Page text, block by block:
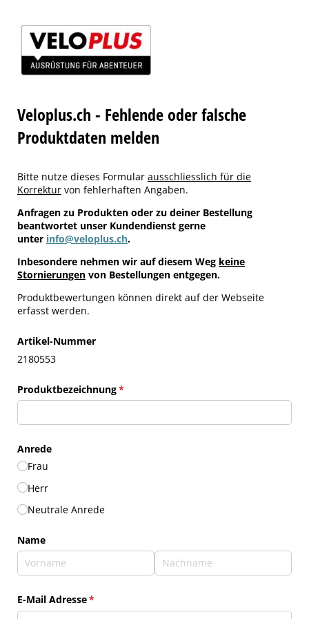
Veloplus.ch - Fehlende oder falsche
Produktdaten melden
Bitte nutze dieses Formular ausschliesslich für die
Korrektur von fehlerhaften Angaben.
Anfragen zu Produkten oder zu deiner Bestellung
beantwortet unser Kundendienst gerne
unter info@veloplus.ch.
Inbesondere nehmen wir auf diesem Weg keine
Stornierungen von Bestellungen entgegen.
Produktbewertungen können direkt auf der Webseite
erfasst werden.
Artikel-Nummer
2180553
Produktbezeichnung*
(erforderlich)
Anrede
Frau
Herr
Neutrale Anrede
Name
E-Mail Adresse*
(erforderlich)